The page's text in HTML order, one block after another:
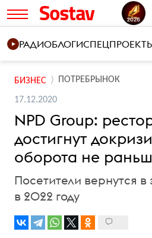
РАДИОБЛОГИ
БИЗНЕС ПОТРЕБРЫНОК
17.12.2020
NPD Group:
достигнут
оборота не
Посетители вернутся в
в 2022 году